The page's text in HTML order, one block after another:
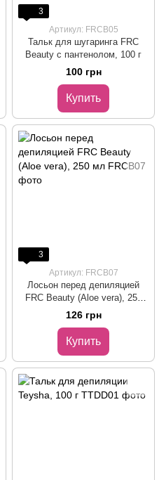
3
Артикул: FRCB05
Тальк для шугаринга FRC
Beauty с пантенолом, 100 г
100 грн
Купить
3
Артикул: FRCB07
Лосьон перед депиляцией
FRC Beauty (Aloe vera), 250
мл
126 грн
Купить